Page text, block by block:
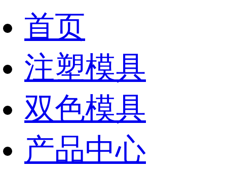
首页
注塑模具
双色模具
产品中心